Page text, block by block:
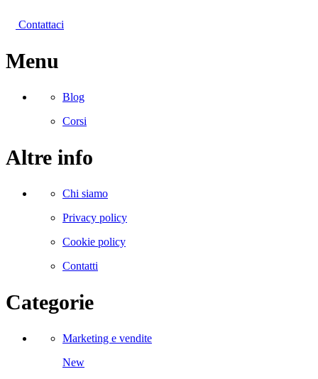
Contattaci
Menu
Blog
Corsi
Altre info
Chi siamo
Privacy policy
Cookie policy
Contatti
Categorie
Marketing e vendite
New